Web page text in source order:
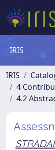
IRIS
IRIS
4
4.2